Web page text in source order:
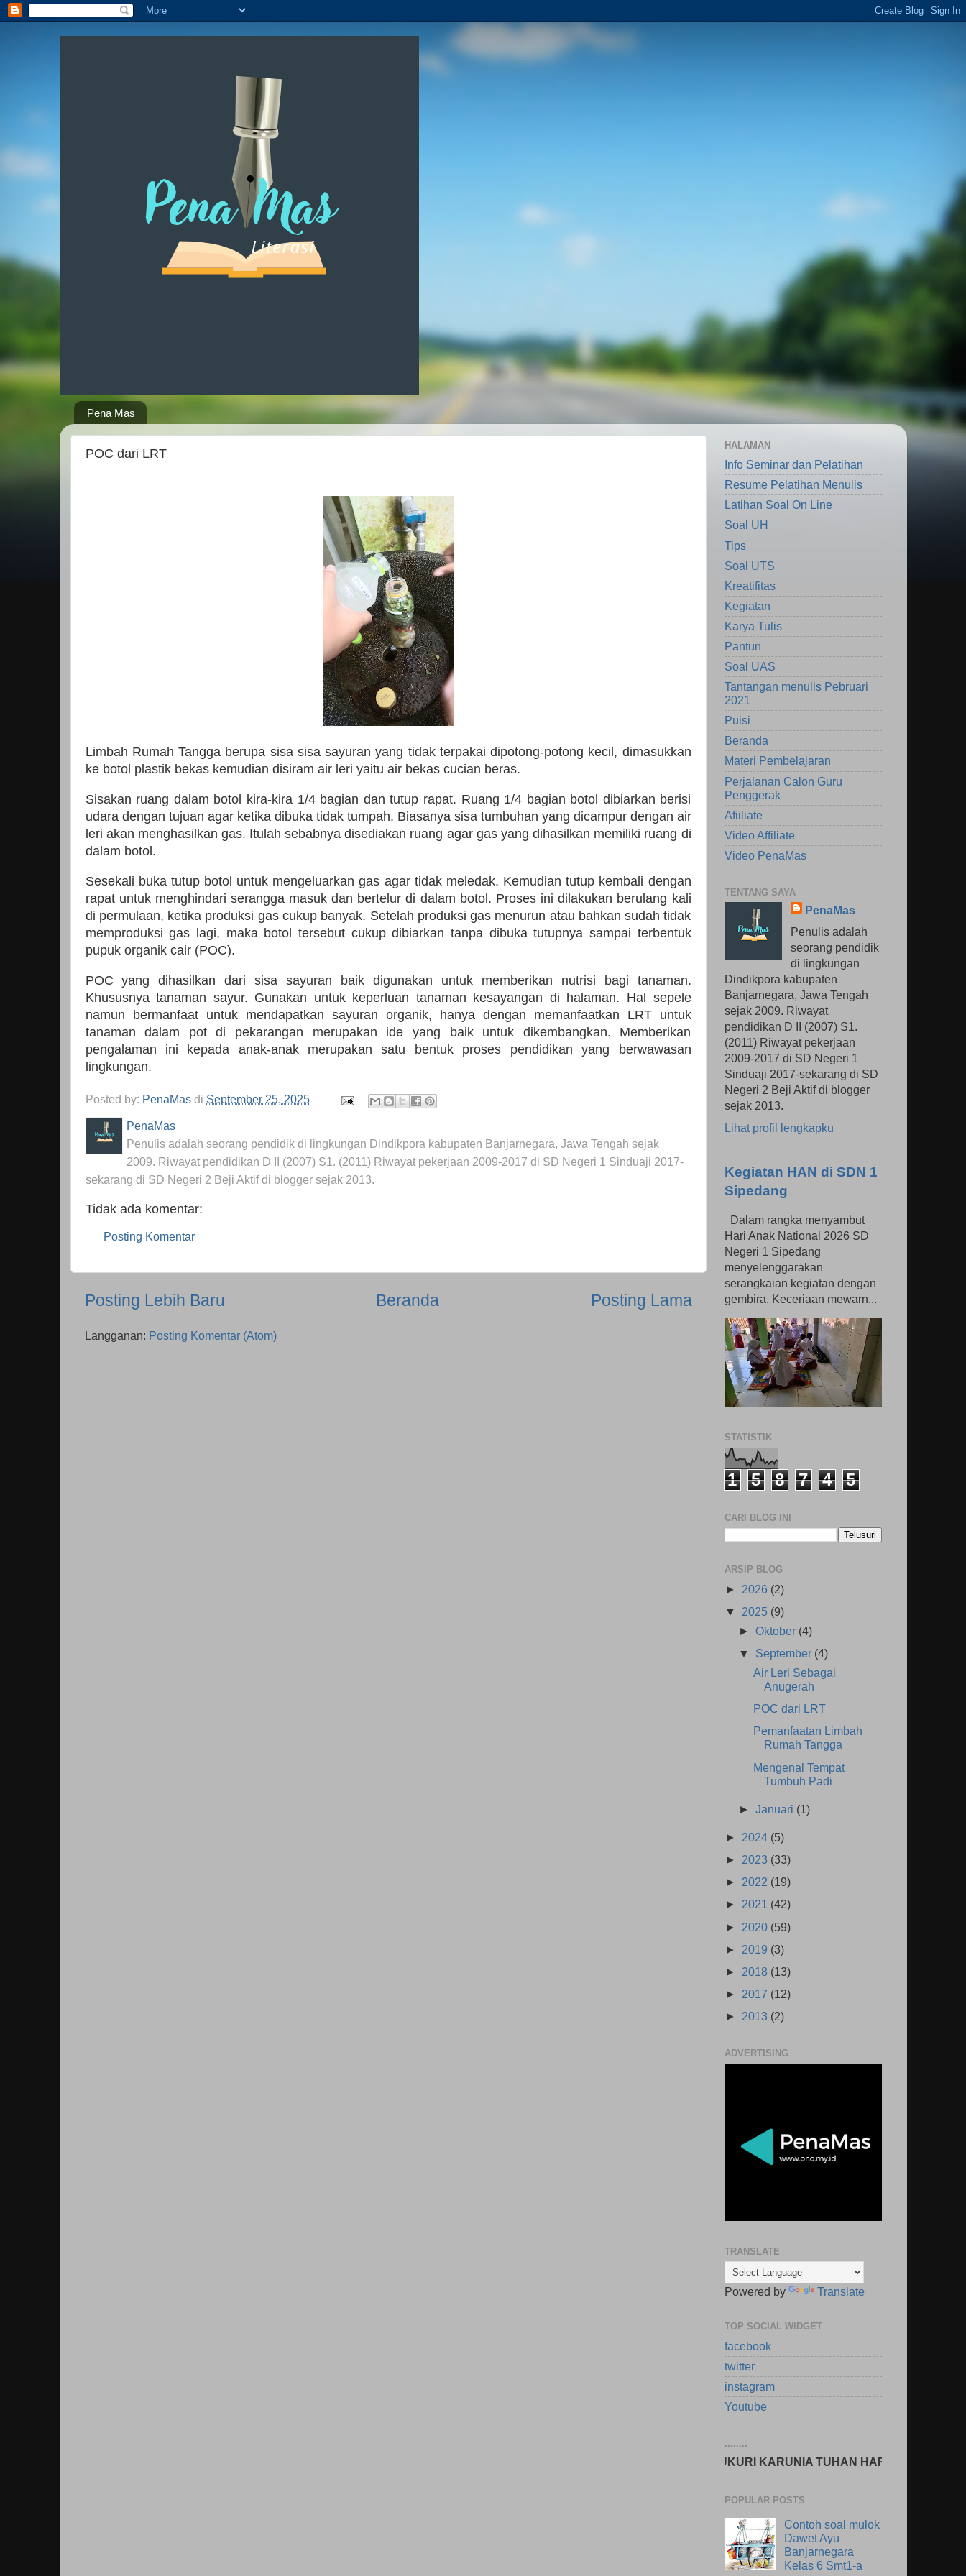
Pena Mas
POC dari LRT
Limbah Rumah Tangga berupa sisa sisa sayuran yang tidak terpakai dipotong-potong kecil, dimasukkan
ke botol plastik bekas kemudian disiram air leri yaitu air bekas cucian beras.
Sisakan ruang dalam botol kira-kira 1/4 bagian dan tutup rapat. Ruang 1/4 bagian botol dibiarkan berisi
udara dengan tujuan agar ketika dibuka tidak tumpah. Biasanya sisa tumbuhan yang dicampur dengan air
leri akan menghasilkan gas. Itulah sebabnya disediakan ruang agar gas yang dihasilkan memiliki ruang di
dalam botol.
Sesekali buka tutup botol untuk mengeluarkan gas agar tidak meledak. Kemudian tutup kembali dengan
rapat untuk menghindari serangga masuk dan bertelur di dalam botol. Proses ini dilakukan berulang kali
di permulaan, ketika produksi gas cukup banyak. Setelah produksi gas menurun atau bahkan sudah tidak
memproduksi gas lagi, maka botol tersebut cukup dibiarkan tanpa dibuka tutupnya sampai terbentuk
pupuk organik cair (POC).
POC yang dihasilkan dari sisa sayuran baik digunakan untuk memberikan nutrisi bagi tanaman.
Khususnya tanaman sayur. Gunakan untuk keperluan tanaman kesayangan di halaman. Hal sepele
namun bermanfaat untuk mendapatkan sayuran organik, hanya dengan memanfaatkan LRT untuk
tanaman dalam pot di pekarangan merupakan ide yang baik untuk dikembangkan. Memberikan
pengalaman ini kepada anak-anak merupakan satu bentuk proses pendidikan yang berwawasan
lingkungan.
Posted by: PenaMas di September 25, 2025
PenaMas
Penulis adalah seorang pendidik di lingkungan Dindikpora kabupaten Banjarnegara, Jawa Tengah sejak
2009. Riwayat pendidikan D II (2007) S1. (2011) Riwayat pekerjaan 2009-2017 di SD Negeri 1 Sinduaji 2017-
sekarang di SD Negeri 2 Beji Aktif di blogger sejak 2013.
Tidak ada komentar:
Posting Komentar
Posting Lebih Baru Posting Lama
Beranda
Langganan: Posting Komentar (Atom)
HALAMAN
Info Seminar dan Pelatihan
Resume Pelatihan Menulis
Latihan Soal On Line
Soal UH
Tips
Soal UTS
Kreatifitas
Kegiatan
Karya Tulis
Pantun
Soal UAS
Tantangan menulis Pebruari
2021
Puisi
Beranda
Materi Pembelajaran
Perjalanan Calon Guru
Penggerak
Afiiliate
Video Affiliate
Video PenaMas
TENTANG SAYA
PenaMas
Penulis adalah
seorang pendidik
di lingkungan
Dindikpora kabupaten
Banjarnegara, Jawa Tengah
sejak 2009. Riwayat
pendidikan D II (2007) S1.
(2011) Riwayat pekerjaan
2009-2017 di SD Negeri 1
Sinduaji 2017-sekarang di SD
Negeri 2 Beji Aktif di blogger
sejak 2013.
Lihat profil lengkapku
Kegiatan HAN di SDN 1
Sipedang
Dalam rangka menyambut
Hari Anak National 2026 SD
Negeri 1 Sipedang
menyelenggarakan
serangkaian kegiatan dengan
gembira. Keceriaan mewarn...
STATISTIK
1 5 8 7 4 5
CARI BLOG INI
ARSIP BLOG
► 2026 (2)
▼ 2025 (9)
► Oktober (4)
▼ September (4)
Air Leri Sebagai
Anugerah
POC dari LRT
Pemanfaatan Limbah
Rumah Tangga
Mengenal Tempat
Tumbuh Padi
► Januari (1)
► 2024 (5)
► 2023 (33)
► 2022 (19)
► 2021 (42)
► 2020 (59)
► 2019 (3)
► 2018 (13)
► 2017 (12)
► 2013 (2)
ADVERTISING
TRANSLATE
Powered by Translate
TOP SOCIAL WIDGET
facebook
twitter
instagram
Youtube
........
SUDAHKAH ANDA MENSYUKURI KARUNIA TUHAN HARI INI? www.ono.my.id
POPULAR POSTS
Contoh soal mulok
Dawet Ayu
Banjarnegara
Kelas 6 Smt1-a